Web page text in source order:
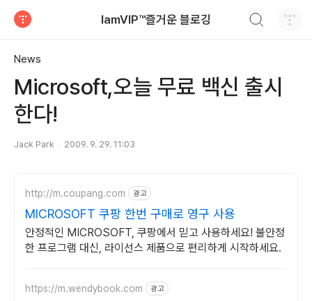
IamVIP™즐거운 블로깅
News
Microsoft,오늘 무료 백신 출시
한다!
Jack Park 2009. 9. 29. 11:03
http://m.coupang.com 광고
MICROSOFT 쿠팡 한번 구매로 영구 사용
안정적인 MICROSOFT, 쿠팡에서 믿고 사용하세요! 불안정
한 프로그램 대신, 라이선스 제품으로 편리하게 시작하세요.
https://m.wendybook.com 광고